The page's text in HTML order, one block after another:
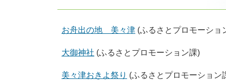
お舟出の地 美々津 (ふるさとプロモーショ
大御神社 (ふるさとプロモーション課)
美々津おきよ祭り (ふるさとプロモーション